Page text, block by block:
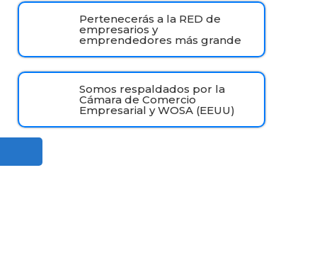
Pertenecerás a la RED de
empresarios y
emprendedores más grande
Somos respaldados por la
Cámara de Comercio
Empresarial y WOSA (EEUU)